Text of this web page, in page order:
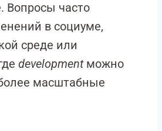
Вопросы часто
в социуме,
среде или
developmentможно
масштабные